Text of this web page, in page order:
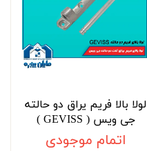
لولا بالا فریم یراق دو حالته
جی ویس ( GEVISS )
اتمام موجودی